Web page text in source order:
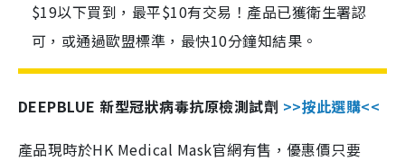
$19以下買到，最平$10有交易！產品已獲衛生署認
可，或通過歐盟標準，最快10分鐘知結果。
DEEPBLUE 新型冠狀病毒抗原檢測試劑 >>按此選購<<
產品現時於HK Medical Mask官網有售，優惠價只要